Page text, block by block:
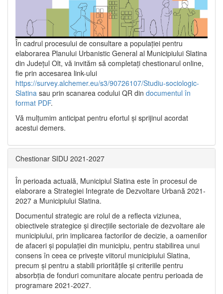
În cadrul procesului de consultare a populaţiei pentru
elaborarea Planului Urbanistic General al Municipiului Slatina
din Județul Olt, vă invităm să completați chestionarul online,
fie prin accesarea link-ului
https://survey.alchemer.eu/s3/90726107/Studiu-sociologic-
Slatina sau prin scanarea codului QR din documentul în
format PDF.
Vă mulţumim anticipat pentru efortul şi sprijinul acordat
acestui demers.
Chestionar SIDU 2021-2027
În perioada actuală, Municipiul Slatina este în procesul de
elaborare a Strategiei Integrate de Dezvoltare Urbană 2021‐
2027 a Municipiului Slatina.
Documentul strategic are rolul de a reflecta viziunea,
obiectivele strategice și direcțiile sectoriale de dezvoltare ale
municipiului, prin implicarea factorilor de decizie, a oamenilor
de afaceri și populației din municipiu, pentru stabilirea unui
consens în ceea ce privește viitorul municipiului Slatina,
precum și pentru a stabili prioritățile și criteriile pentru
absorbția de fonduri comunitare alocate pentru perioada de
programare 2021-2027.